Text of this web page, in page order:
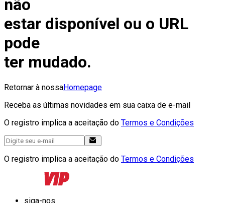
não
estar disponível ou o URL
pode
ter mudado.
Retornar à nossaHomepage
Receba as últimas novidades em sua caixa de e-mail
O registro implica a aceitação do Termos e Condições
O registro implica a aceitação do Termos e Condições
siga-nos